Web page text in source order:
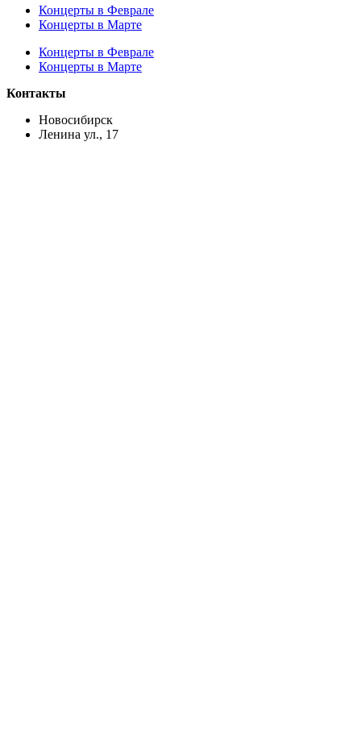
Концерты в Феврале
Концерты в Марте
Концерты в Феврале
Концерты в Марте
Контакты
Новосибирск
Ленина ул., 17